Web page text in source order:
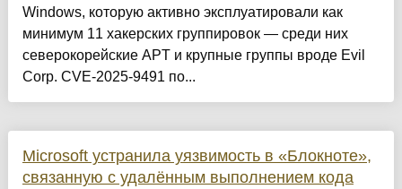
Windows, которую активно эксплуатировали как
минимум 11 хакерских группировок — среди них
северокорейские APT и крупные группы вроде Evil
Corp. CVE-2025-9491 по...
Microsoft устранила уязвимость в «Блокноте»,
связанную с удалённым выполнением кода